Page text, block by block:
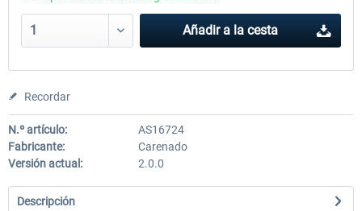
Añadir a la cesta
Recordar
N.º artículo:
AS16724
Fabricante:
Carenado
Versión actual:
2.0.0
Descripción